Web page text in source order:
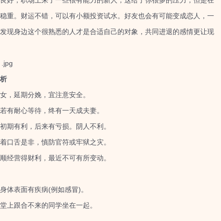
重。财运不错，可以有小额投资试水。好友也会有可能变成恋人，一
现身边这个很熟悉的人才是合适自己的对象，共同进退的感情更让现
延期分娩，宜注意安全。
耐心等待，终有一天成夫妻。
有利，后来有亏损。阴人不利。
舌是非，慎防官符或牢狱之灾。
营得财利，最近不可有所变动。
表面有疾病(例如感冒)。
跟合不来的同学坐在一起。